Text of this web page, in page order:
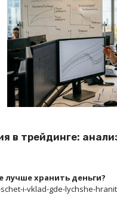
в трейдинге:
лучше хранить деньги?
i-vklad-gde-lychshe-